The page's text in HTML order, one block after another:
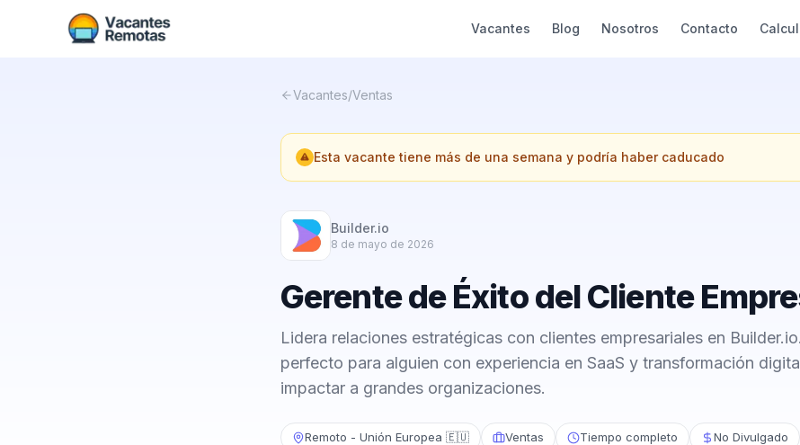
Vacantes Blog Nosotros Contacto
Vacantes/Ventas
Esta vacante tiene más de una semana y podría haber caducado
Builder.io
8 de mayo de 2026
Gerente de Éxito del Cliente
Lidera relaciones estratégicas con clientes empresariales en
perfecto para alguien con experiencia en SaaS y transformación
impactar a grandes organizaciones.
Remoto - Unión Europea 🇪🇺 Ventas Tiempo completo No Divulgado